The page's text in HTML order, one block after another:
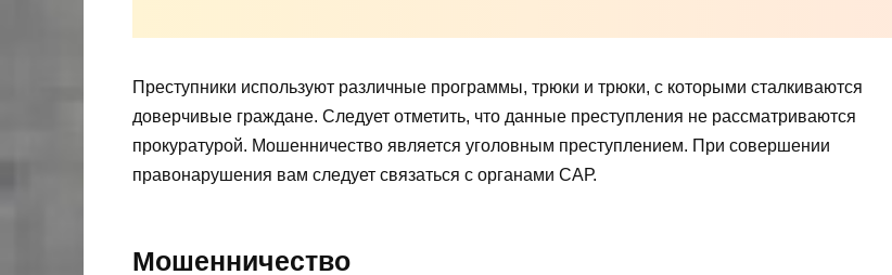
Преступники используют различные программы, трюки и трюки, с которыми сталкиваются
доверчивые граждане. Следует отметить, что данные преступления не рассматриваются
прокуратурой. Мошенничество является уголовным преступлением. При совершении
правонарушения вам следует связаться с органами САР.
Мошенничество